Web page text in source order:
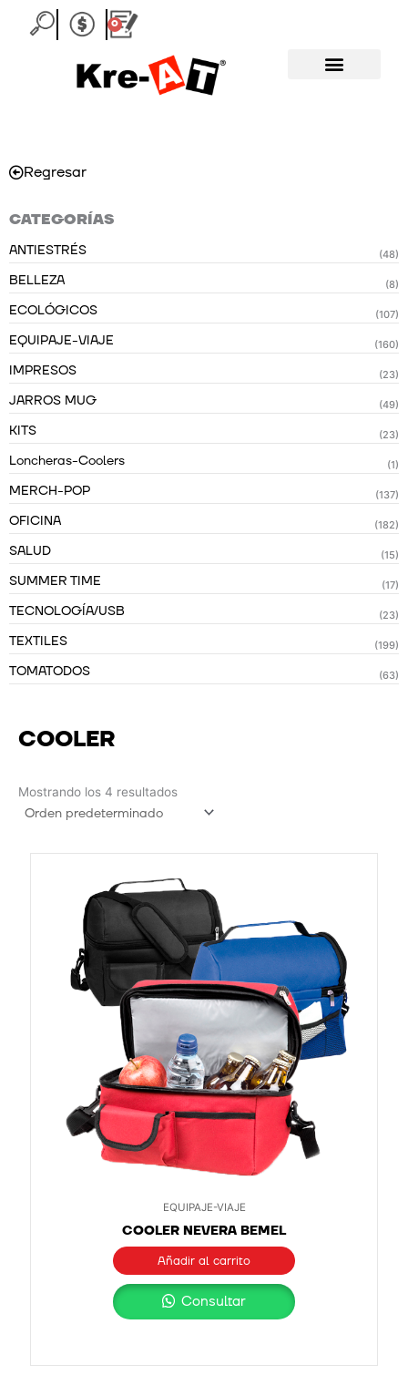
0
Carrito
Regresar
CATEGORÍAS
ANTIESTRÉS (48)
BELLEZA (8)
ECOLÓGICOS (107)
EQUIPAJE-VIAJE (160)
IMPRESOS (23)
JARROS MUG (49)
KITS (23)
Loncheras-Coolers (1)
MERCH-POP (137)
OFICINA (182)
SALUD (15)
SUMMER TIME (17)
TECNOLOGÍA/USB (23)
TEXTILES (199)
TOMATODOS (63)
COOLER
Mostrando los 4 resultados
EQUIPAJE-VIAJE
COOLER NEVERA BEMEL
Añadir al carrito
Consultar